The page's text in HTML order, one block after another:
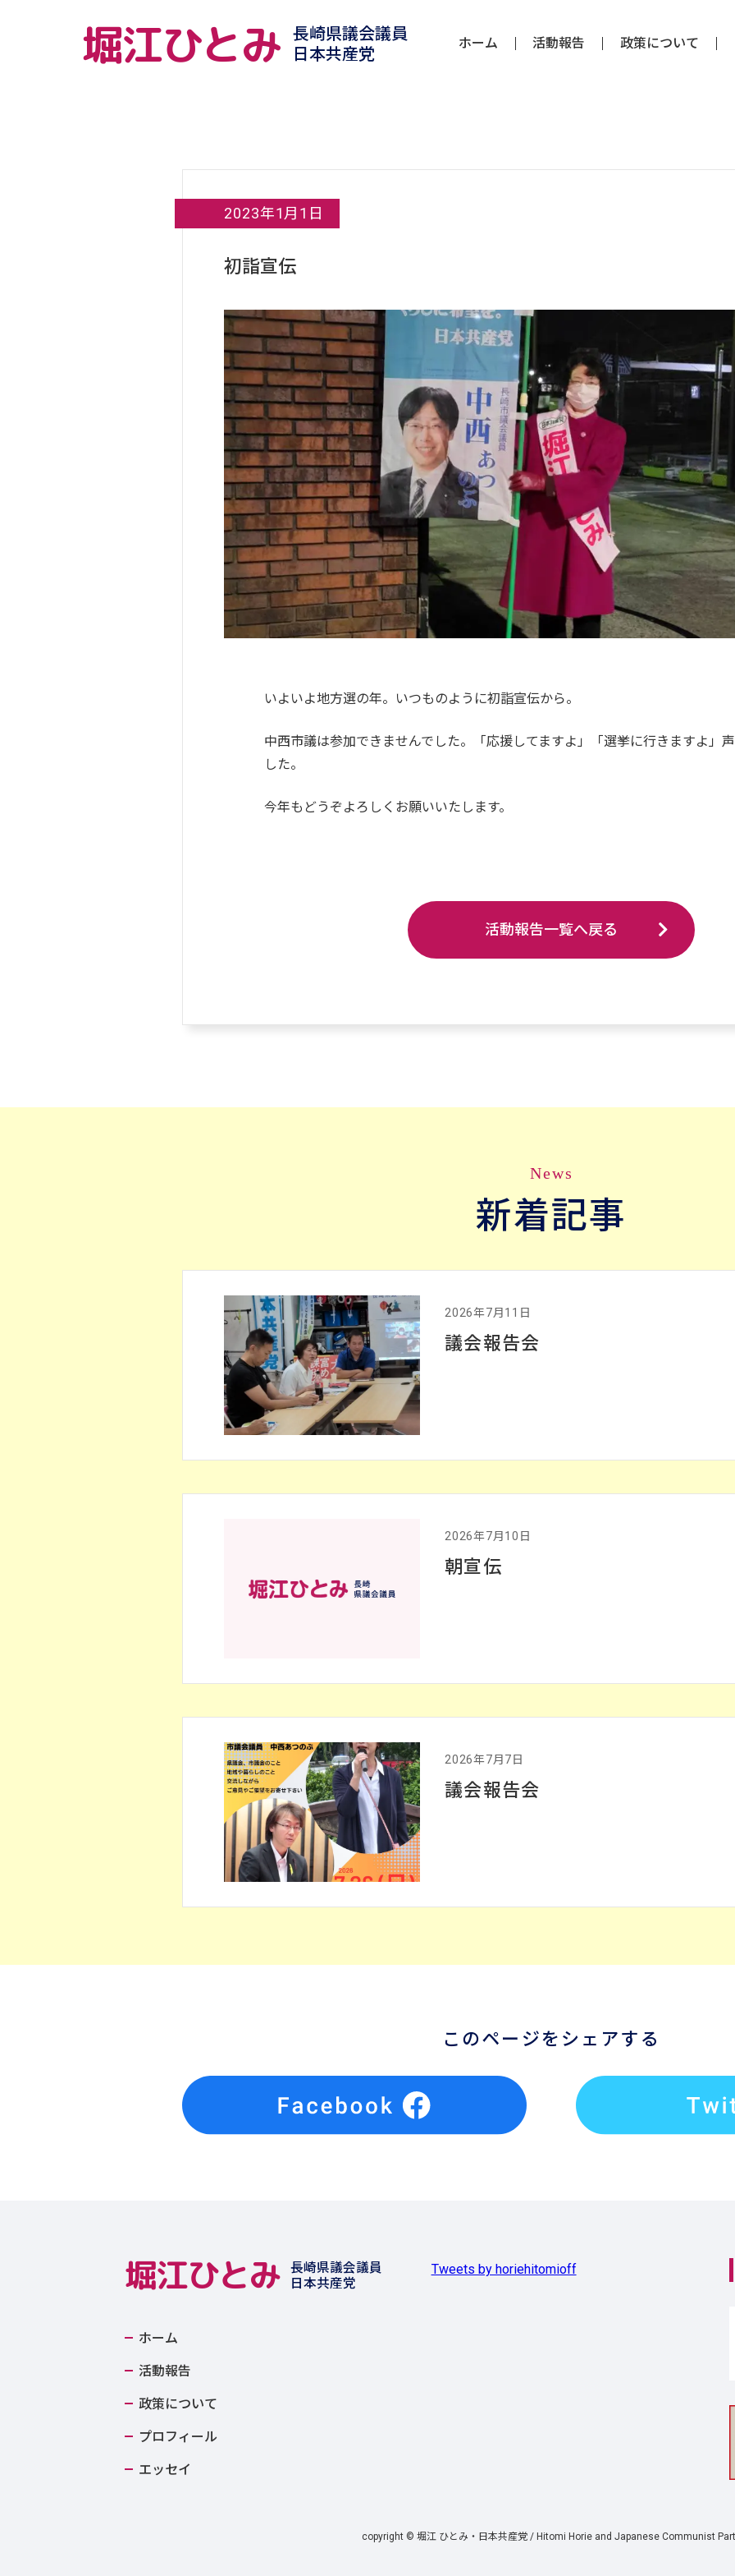
堀江ひとみ
長崎県議会議員
日本共産党
ホーム 活動報告 政策について
2023年1月1日
初詣宣伝
いよいよ地方選の年。いつものように初詣宣伝から。
中西市議は参加できませんでした。「応援してますよ」「選挙に行きますよ」
した。
今年もどうぞよろしくお願いいたします。
活動報告一覧へ戻る
News
新着記事
2026年7月11日
議会報告会
2026年7月10日
朝宣伝
2026年7月7日
議会報告会
このページをシェアする
堀江ひとみ
長崎県議会議員
日本共産党
ホーム
活動報告
政策について
プロフィール
エッセイ
Tweets by horiehitomioff
copyright © 堀江 ひとみ・日本共産党 / Hitomi Horie and Japanese Communist